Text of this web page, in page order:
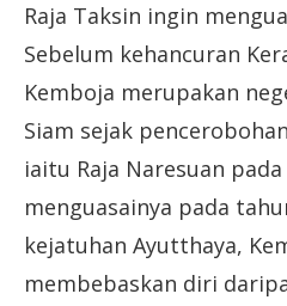
Raja Taksin ingin
Sebelum kehancuran
Kemboja merupakan
Siam sejak
iaitu Raja Naresuan
menguasainya pada
kejatuhan Ayutthaya,
membebaskan diri